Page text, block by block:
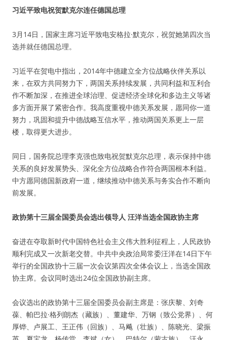
习近平致电祝贺默克尔连任德国总理
3月14日，国家主席习近平致电安格拉·默克尔，祝贺她第四次当
选并就任德国总理。
习近平在贺电中指出，2014年中德建立全方位战略伙伴关系以
来，在双方共同努力下，两国关系持续发展，共同利益和互利合
作不断加深，在推进全球治理、促进经济全球化和多边主义等诸
多方面开展了紧密合作。我高度重视中德关系发展，愿同你一道
努力，巩固和提升中德战略互信水平，推动两国关系更上一层
楼，取得更大进步。
同日，国务院总理李克强也致电祝贺默克尔总理，表示保持中德
关系的良好发展势头、深化全方位战略合作符合两国根本利益。
中方愿同德国新政府一道，继续推动中德关系与务实合作不断向
前发展。
政协第十三届全国委员会选出领导人 汪洋当选全国政协主席
奋进在夺取新时代中国特色社会主义伟大胜利征程上，人民政协
顺利完成又一次新老交替。中共中央政治局常委汪洋在14日下午
举行的全国政协十三届一次会议第四次全体会议上，当选全国政
协主席。会议同时选出24位全国政协副主席。
会议选出的政协第十三届全国委员会副主席是：张庆黎、刘奇
葆、帕巴拉·格列朗杰（藏族）、董建华、万钢（致公党界）、何
厚铧、卢展工、王正伟（回族）、马飚（壮族）、陈晓光、梁振